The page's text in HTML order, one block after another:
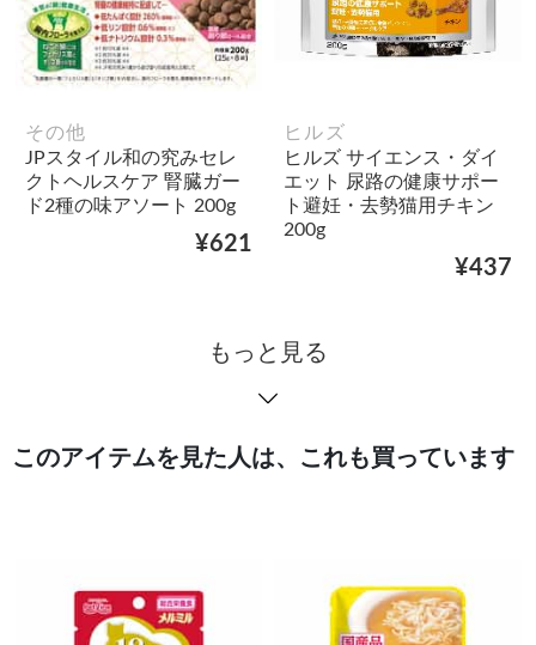
その他
JPスタイル和の究みセレ
クトヘルスケア 腎臓ガー
ド2種の味アソート 200g
¥621
ヒルズ
ヒルズ サイエンス・ダイ
エット 尿路の健康サポー
ト避妊・去勢猫用チキン
200g
¥437
もっと見る
このアイテムを見た人は、これも買っています